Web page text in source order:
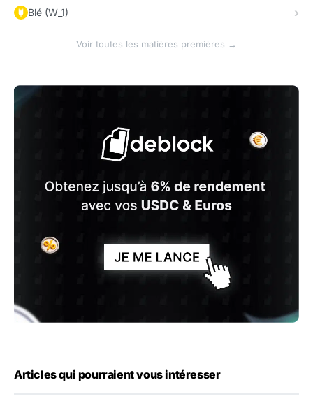
Blé (W_1)
Voir toutes les matières premières →
Articles qui pourraient vous intéresser